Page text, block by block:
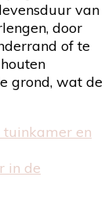
van
door
of te
grond, wat de
tuinkamer en
in de